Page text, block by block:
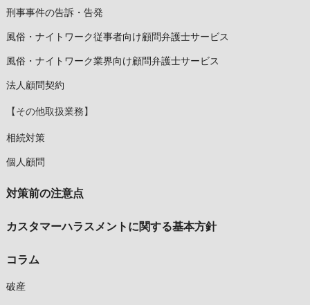
刑事事件の告訴・告発
風俗・ナイトワーク従事者向け顧問弁護士サービス
風俗・ナイトワーク業界向け顧問弁護士サービス
法人顧問契約
【その他取扱業務】
相続対策
個人顧問
対策前の注意点
カスタマーハラスメントに関する基本方針
コラム
破産